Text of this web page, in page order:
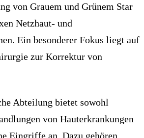
von Grauem und Grünem Star
Netzhaut- und
Ein besonderer Fokus liegt auf
zur Korrektur von
Abteilung bietet sowohl
von Hauterkrankungen
Eingriffe an. Dazu gehören